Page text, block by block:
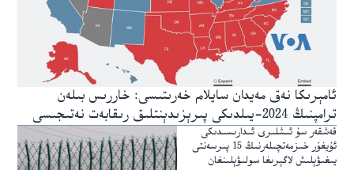
ئامېرىكا نەق مەيدان سايلام خەرىتىسى: خاررىس بىلەن
ترامپنىڭ 2024-يىلدىكى پىرېزىدېنتلىق رىقابەت نەتىجىسى
قەشقەر سۇ ئىشلىرى ئىدارىسىدىكى
ئۇيغۇر خىزمەتچىلەرنىڭ 15 پىرسەنتى
يىغىۋېلىش لاگېرىغا سولىۋېلىنغان